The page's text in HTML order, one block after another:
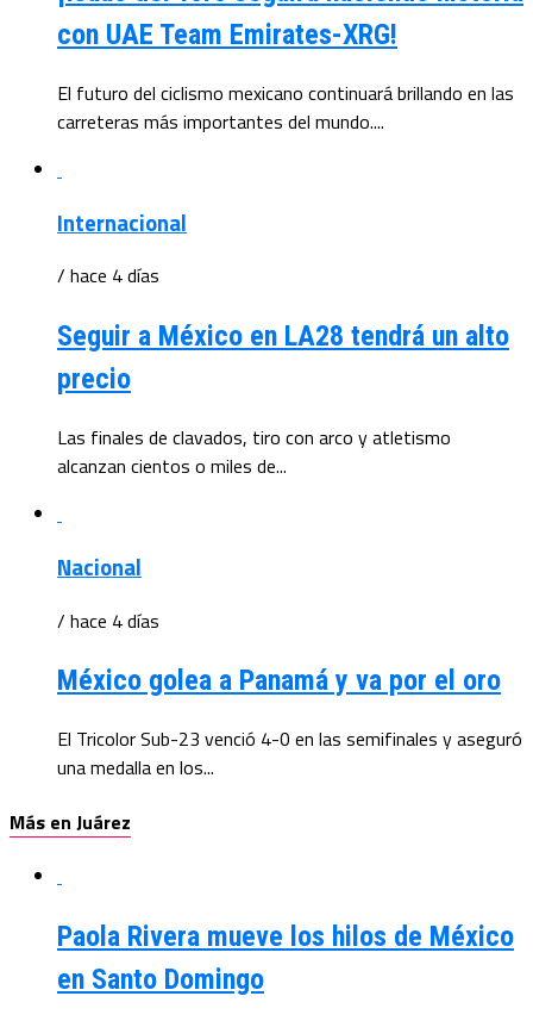
con UAE Team Emirates-XRG!
El futuro del ciclismo mexicano continuará brillando en las
carreteras más importantes del mundo....
Internacional
/ hace 4 días
Seguir a México en LA28 tendrá un alto
precio
Las finales de clavados, tiro con arco y atletismo
alcanzan cientos o miles de...
Nacional
/ hace 4 días
México golea a Panamá y va por el oro
El Tricolor Sub-23 venció 4-0 en las semifinales y aseguró
una medalla en los...
Más en Juárez
Paola Rivera mueve los hilos de México
en Santo Domingo